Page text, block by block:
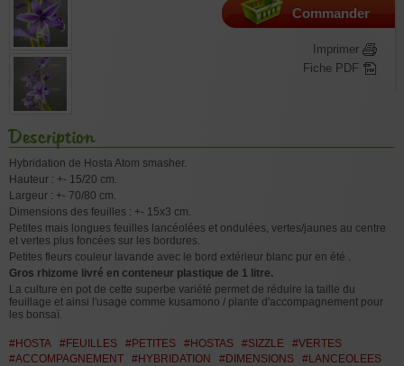
Commander
Imprimer
Fiche PDF
Description
Hybridation de Hosta Atom smasher.
Hauteur : +- 15/20 cm.
Largeur : +- 70/80 cm.
Dimensions des feuilles : +- 15x3 cm.
Petites mais longues feuilles lancéolées et ondulées, vertes/jaunes au centre
et vertes plus foncées sur les bordures.
Petites fleurs couleur lavande avec le bord extérieur blanc pur en été .
Gros rhizome livré en conteneur plastique de 1 litre.
La culture en pot de cette superbe variété permet de réduire la taille du
feuillage et ainsi l'usage comme kusamono / plante d'accompagnement pour
les bonsaï.
#HOSTA #FEUILLES #PETITES #HOSTAS #SIZZLE
#VERTES
#ACCOMPAGNEMENT
#HYBRIDATION #DIMENSIONS #LANCEOLEES